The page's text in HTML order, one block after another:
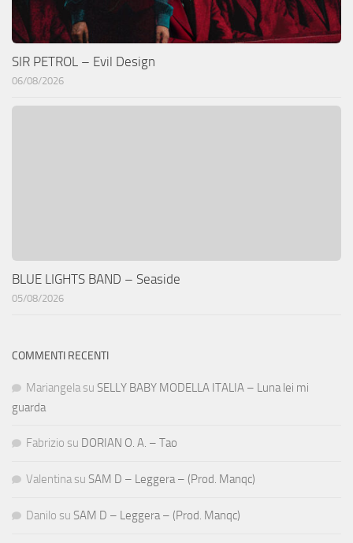
SIR PETROL – Evil Design
06/08/2026
BLUE LIGHTS BAND – Seaside
05/08/2026
COMMENTI RECENTI
Mariangela su SELLY BABY MODELLA ITALIA – Luna lei mi
guarda
Fabrizio su DORIAN O. A. – Tao
Valentina su SAM D – Leggera – (Prod. Manqc)
Danilo su SAM D – Leggera – (Prod. Manqc)